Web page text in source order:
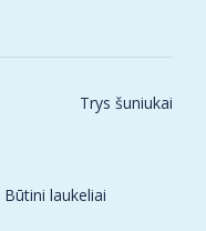
Trys šuniukai
Būtini laukeliai